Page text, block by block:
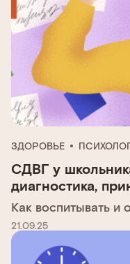
ЗДОРОВЬЕ
СДВГ у
диагностика,
Как воспитывать и
21.09.25